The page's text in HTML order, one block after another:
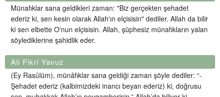
Münafıklar sana geldikleri zaman: "Biz gerçekten şehadet
ederiz ki, sen kesin olarak Allah'ın elçisisin" dediler. Allah da bilir
ki sen elbette O'nun elçisisin. Allah, şüphesiz münafıkların yalan
söylediklerine şahidlik eder.
Ali Fikri Yavuz
(Ey Rasûlüm), münâfıklar sana geldiği zaman şöyle dediler: “-
Şehadet ederiz (kalbimizdeki inancı beyan ederiz) ki, doğrusu